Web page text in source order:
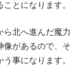
とになります。
ら北へ進んだ魔力
像があるので、そ
事になります。